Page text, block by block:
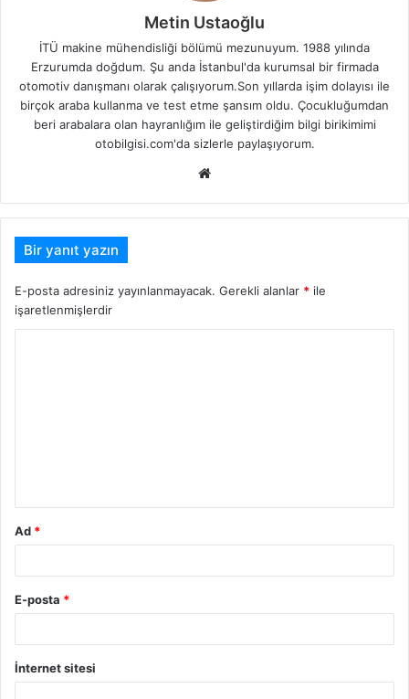
Metin Ustaoğlu
İTÜ makine mühendisliği bölümü mezunuyum. 1988 yılında
Erzurumda doğdum. Şu anda İstanbul'da kurumsal bir firmada
otomotiv danışmanı olarak çalışıyorum.Son yıllarda işim dolayısı ile
birçok araba kullanma ve test etme şansım oldu. Çocukluğumdan
beri arabalara olan hayranlığım ile geliştirdiğim bilgi birikimimi
otobilgisi.com'da sizlerle paylaşıyorum.
Web
Bir yanıt yazın
E-posta adresiniz yayınlanmayacak. Gerekli alanlar * ile
işaretlenmişlerdir
Ad *
E-posta *
İnternet sitesi